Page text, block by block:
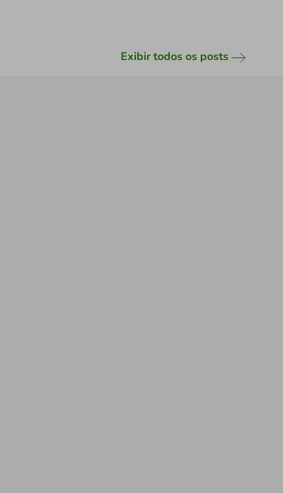
Exibir todos os posts